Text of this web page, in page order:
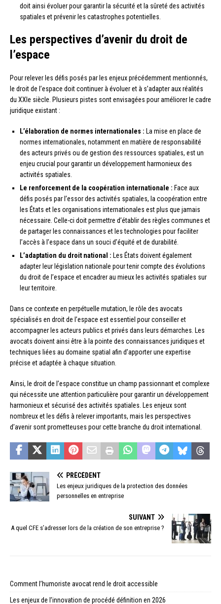
doit ainsi évoluer pour garantir la sécurité et la sûreté des activités
spatiales et prévenir les catastrophes potentielles.
Les perspectives d’avenir du droit de
l’espace
Pour relever les défis posés par les enjeux précédemment mentionnés,
le droit de l’espace doit continuer à évoluer et à s’adapter aux réalités
du XXIe siècle. Plusieurs pistes sont envisagées pour améliorer le cadre
juridique existant :
L’élaboration de normes internationales : La mise en place de
normes internationales, notamment en matière de responsabilité
des acteurs privés ou de gestion des ressources spatiales, est un
enjeu crucial pour garantir un développement harmonieux des
activités spatiales.
Le renforcement de la coopération internationale : Face aux
défis posés par l’essor des activités spatiales, la coopération entre
les États et les organisations internationales est plus que jamais
nécessaire. Celle-ci doit permettre d’établir des règles communes et
de partager les connaissances et les technologies pour faciliter
l’accès à l’espace dans un souci d’équité et de durabilité.
L’adaptation du droit national : Les États doivent également
adapter leur législation nationale pour tenir compte des évolutions
du droit de l’espace et encadrer au mieux les activités spatiales sur
leur territoire.
Dans ce contexte en perpétuelle mutation, le rôle des avocats
spécialisés en droit de l’espace est essentiel pour conseiller et
accompagner les acteurs publics et privés dans leurs démarches. Les
avocats doivent ainsi être à la pointe des connaissances juridiques et
techniques liées au domaine spatial afin d’apporter une expertise
précise et adaptée à chaque situation.
Ainsi, le droit de l’espace constitue un champ passionnant et complexe
qui nécessite une attention particulière pour garantir un développement
harmonieux et sécurisé des activités spatiales. Les enjeux sont
nombreux et les défis à relever importants, mais les perspectives
d’avenir sont prometteuses pour cette branche du droit international.
PRÉCÉDENT
Les enjeux juridiques de la protection des données
personnelles en entreprise
SUIVANT
A quel CFE s’adresser lors de la création de son entreprise ?
Comment l’humoriste avocat rend le droit accessible
Les enjeux de l’innovation de procédé définition en 2026